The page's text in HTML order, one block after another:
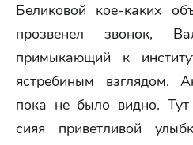
Беликовой кое-каких
прозвенел звонок,
примыкающий к
ястребиным взглядом.
пока не было видно.
сияя приветливой